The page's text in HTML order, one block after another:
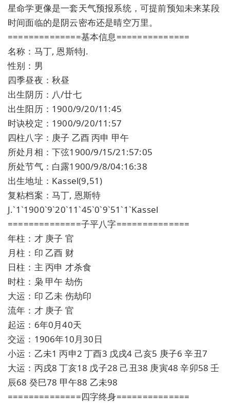
星命学更像是一套天气预报系统，可提前预知未来某段
时间面临的是阴云密布还是晴空万里。
==============基本信息==============
名称：马丁, 恩斯特J.
性别：男
四季昼夜：秋昼
出生阴历：八/廿七
出生阳历：1900/9/20/11:45
时诀校定：1900/9/20/11:57
四柱八字：庚子 乙酉 丙申 甲午
所处月相：下弦1900/9/15/21:57:05
所处节气：白露1900/9/8/04:16:38
出生地址：Kassel(9,51)
复粘档案：马丁, 恩斯特
J.`1`1900`9`20`11`45`0`9`51`1`Kassel
==============子平八字==============
年柱：才 庚子 官
月柱：印 乙酉 财
日柱：主 丙申 才杀食
时柱：枭 甲午 劫伤
大运：印 乙未 伤劫印
流年：才 庚子 官
起运：6年0月40天
交运：1906年10月30日
小运：乙未1 丙申2 丁酉3 戊戌4 己亥5 庚子6 辛丑7
大运：丙戌8 丁亥18 戊子28 己丑38 庚寅48 辛卯58 壬
辰68 癸巳78 甲午88 乙未98
==============四字终身==============